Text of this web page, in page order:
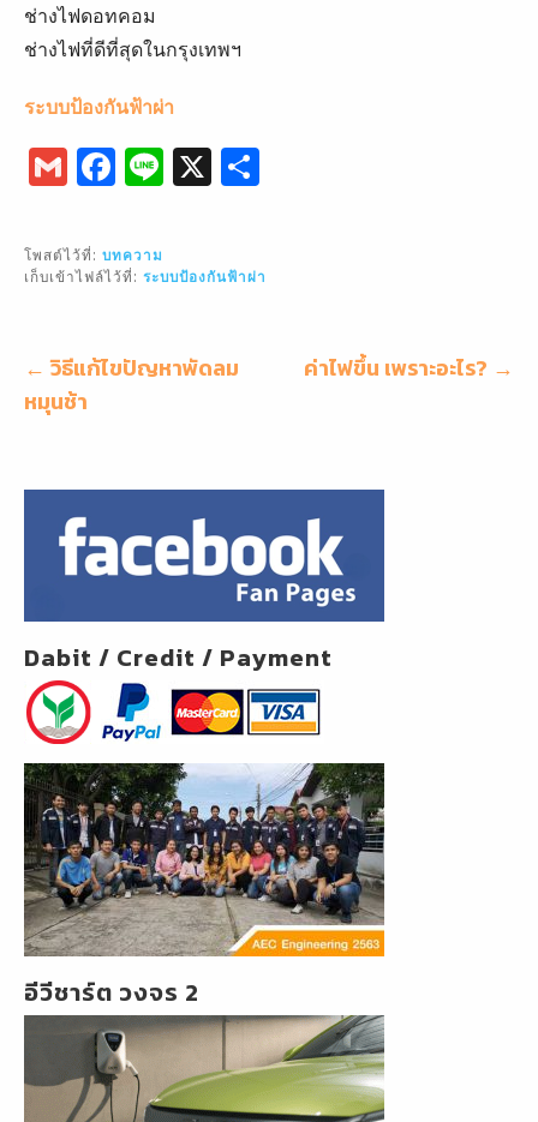
ช่างไฟดอทคอม
ช่างไฟที่ดีที่สุดในกรุงเทพฯ
ระบบป้องกันฟ้าผ่า
G
m
ai
l
F
a
c
e
o
Li
n
X
e
โพสต์ไว้ที่: บทความ
เก็บเข้าไฟล์ไว้ที่: ระบบป้องกันฟ้าผ่า
แนะแนว
เรื่อง
← วิธีแก้ไขปัญหาพัดลม
หมุนช้า
ค่าไฟขึ้น เพราะอะไร? →
Dabit / Credit / Payment
อีวีชาร์ต วงจร 2